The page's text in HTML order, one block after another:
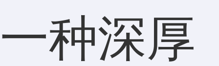
一种深厚